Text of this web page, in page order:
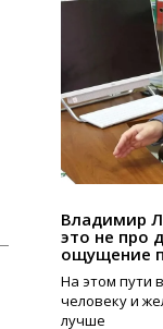
Владимир
это не про
ощущение
На этом пути
человеку и
лучше